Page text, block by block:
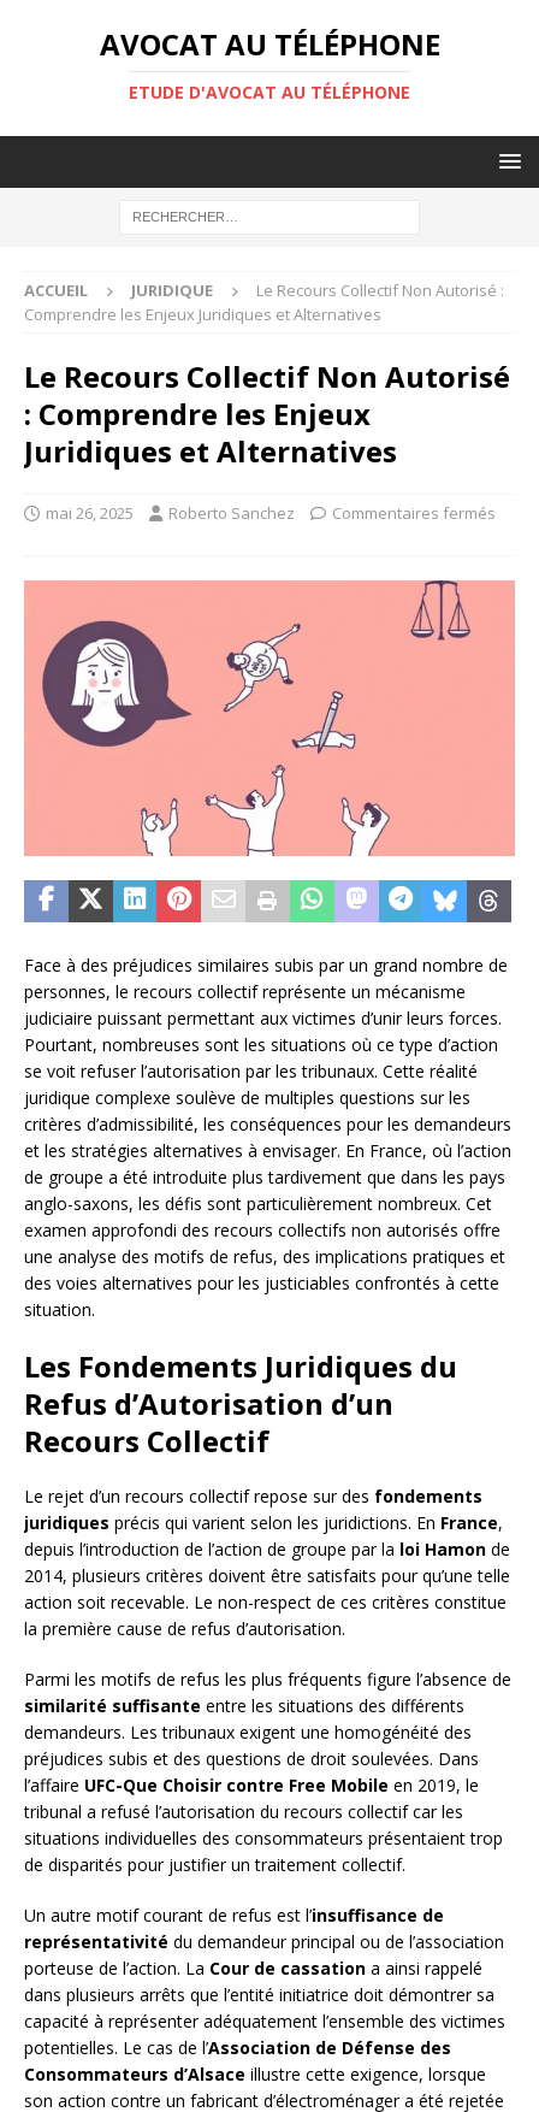
AVOCAT AU TÉLÉPHONE
ETUDE D'AVOCAT AU TÉLÉPHONE
ACCUEIL JURIDIQUE
Le Recours Collectif Non Autorisé :
Comprendre les Enjeux Juridiques et Alternatives
Le Recours Collectif Non Autorisé
: Comprendre les Enjeux
Juridiques et Alternatives
mai 26, 2025 Roberto Sanchez Commentaires fermés
Face à des préjudices similaires subis par un grand nombre de
personnes, le recours collectif représente un mécanisme
judiciaire puissant permettant aux victimes d’unir leurs forces.
Pourtant, nombreuses sont les situations où ce type d’action
se voit refuser l’autorisation par les tribunaux. Cette réalité
juridique complexe soulève de multiples questions sur les
critères d’admissibilité, les conséquences pour les demandeurs
et les stratégies alternatives à envisager. En France, où l’action
de groupe a été introduite plus tardivement que dans les pays
anglo-saxons, les défis sont particulièrement nombreux. Cet
examen approfondi des recours collectifs non autorisés offre
une analyse des motifs de refus, des implications pratiques et
des voies alternatives pour les justiciables confrontés à cette
situation.
Les Fondements Juridiques du
Refus d’Autorisation d’un
Recours Collectif
Le rejet d’un recours collectif repose sur des fondements
juridiques précis qui varient selon les juridictions. En France,
depuis l’introduction de l’action de groupe par la loi Hamon de
2014, plusieurs critères doivent être satisfaits pour qu’une telle
action soit recevable. Le non-respect de ces critères constitue
la première cause de refus d’autorisation.
Parmi les motifs de refus les plus fréquents figure l’absence de
similarité suffisante entre les situations des différents
demandeurs. Les tribunaux exigent une homogénéité des
préjudices subis et des questions de droit soulevées. Dans
l’affaire UFC-Que Choisir contre Free Mobile en 2019, le
tribunal a refusé l’autorisation du recours collectif car les
situations individuelles des consommateurs présentaient trop
de disparités pour justifier un traitement collectif.
Un autre motif courant de refus est l’insuffisance de
représentativité du demandeur principal ou de l’association
porteuse de l’action. La Cour de cassation a ainsi rappelé
dans plusieurs arrêts que l’entité initiatrice doit démontrer sa
capacité à représenter adéquatement l’ensemble des victimes
potentielles. Le cas de l’Association de Défense des
Consommateurs d’Alsace illustre cette exigence, lorsque
son action contre un fabricant d’électroménager a été rejetée